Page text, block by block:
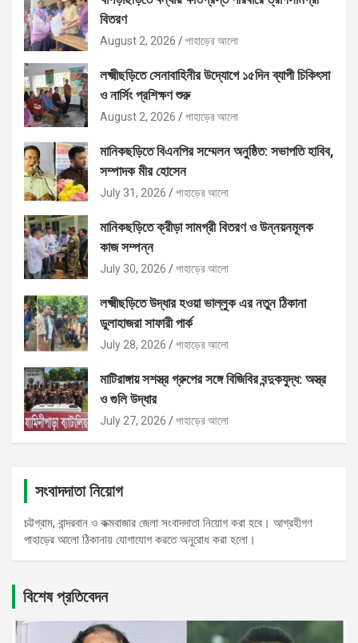
বিতরণ
August 2, 2026 পাহাড়ের আলো
লক্ষ্মীছড়িতে সেনাবাহিনীর উদ্যোগে ১৫দিন ব্যাপী চিকিৎসা
ও নার্সিং প্রশিক্ষণ শুরু
August 2, 2026 পাহাড়ের আলো
মানিকছড়িতে বিএনপির সম্মেলন অনুষ্ঠিত: সভাপতি হাবিব,
সম্পাদক মীর হোসেন
July 31, 2026 পাহাড়ের আলো
মানিকছড়িতে ক্রীড়া সামগ্রী বিতরণ ও উন্নয়নমূলক
কাজ সম্পন্ন
July 30, 2026 পাহাড়ের আলো
লক্ষ্মীছড়িতে উদ্ধার হওয়া ভাল্লুক এর নতুন ঠিকানা
ডুলাহাজরা সাফারী পার্ক
July 28, 2026 পাহাড়ের আলো
মাটিরাঙ্গায় সশস্ত্র গ্রুপের সঙ্গে বিজিবির বন্দুকযুদ্ধ: অস্ত্র
ও গুলি উদ্ধার
July 27, 2026 পাহাড়ের আলো
সংবাদদাতা নিয়োগ
চট্টগ্রাম, বান্দরবান ও কক্মবাজার জেলা সংবাদদাতা নিয়োগ করা হবে। আগ্রহীগণ
পাহাড়ের আলো ঠিকানায় যোগাযোগ করতে অনুরোধ করা হলো।
বিশেষ প্রতিবেদন